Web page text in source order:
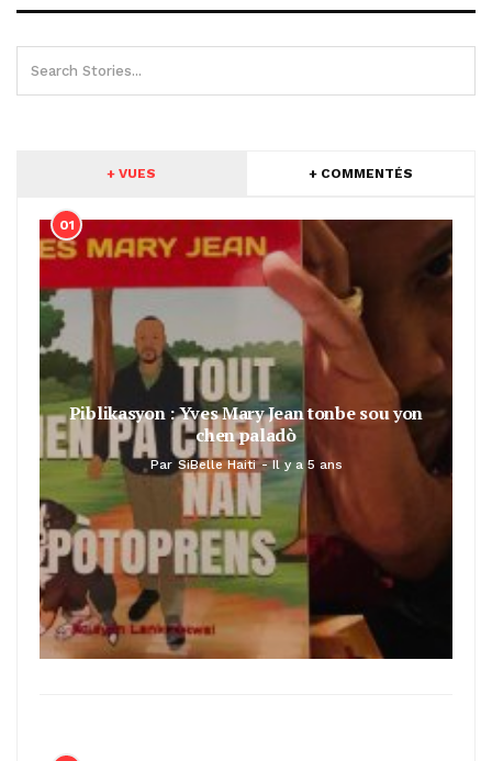
+ VUES + COMMENTÉS
01
Piblikasyon : Yves Mary Jean tonbe sou yon
chen paladò
Par SiBelle Haiti Il y a 5 ans